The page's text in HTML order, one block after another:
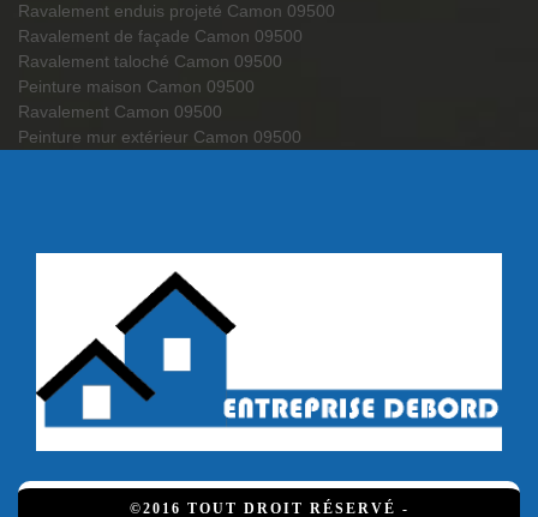
Ravalement enduis projeté Camon 09500
Ravalement de façade Camon 09500
Ravalement taloché Camon 09500
Peinture maison Camon 09500
Ravalement Camon 09500
Peinture mur extérieur Camon 09500
©2016 TOUT DROIT RÉSERVÉ -